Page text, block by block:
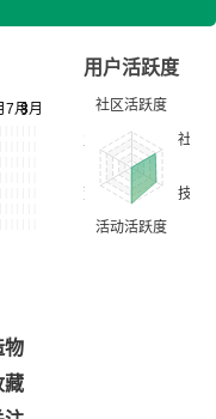
用户活跃度
物
藏